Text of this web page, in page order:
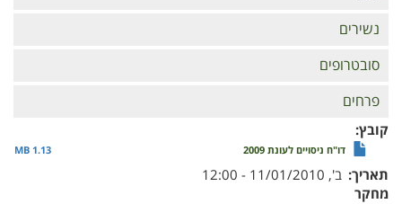
נשירים
סובטרופים
פרחים
קובץ
דו"ח ניסויים לעונת 2009 1.13 MB
תאריך ב', 11/01/2010 - 12:00
מחקר